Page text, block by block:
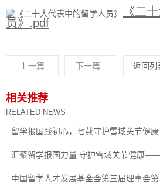
《二
员》.pdf
上一篇 下一篇 返回列
相关推荐
RELATED NEWS
留学报国践初心，七载守护雪域关节健康
汇聚留学报国力量 守护雪域关节健康
中国留学人才发展基金会第三届理事会第